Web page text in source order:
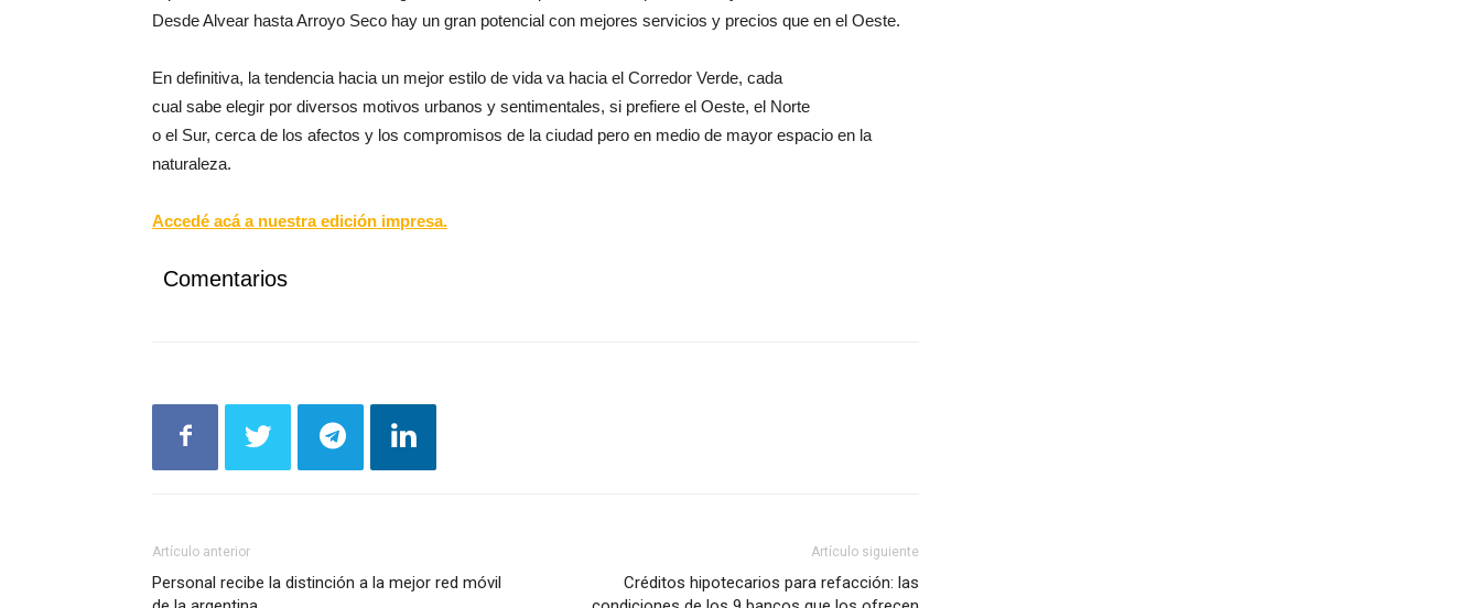
Desde Alvear hasta Arroyo Seco hay un gran potencial con mejores servicios y precios que en el Oeste.
En definitiva, la tendencia hacia un mejor estilo de vida va hacia el Corredor Verde, cada
cual sabe elegir por diversos motivos urbanos y sentimentales, si prefiere el Oeste, el Norte
o el Sur, cerca de los afectos y los compromisos de la ciudad pero en medio de mayor espacio en la
naturaleza.
Accedé acá a nuestra edición impresa.
Comentarios
Artículo anterior
Personal recibe la distinción a la mejor red móvil
de la argentina
Artículo siguiente
Créditos hipotecarios para refacción: las
condiciones de los 9 bancos que los ofrecen